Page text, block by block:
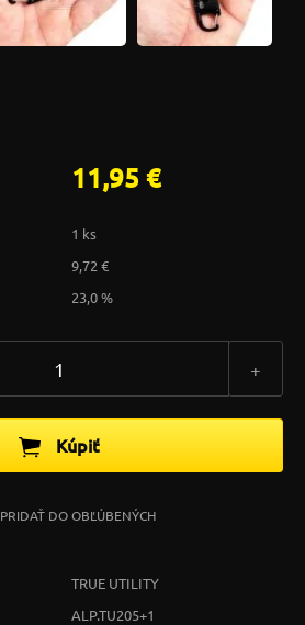
11,95 €
1 ks
9,72 €
23,0 %
+
Kúpiť
PRIDAŤ DO OBĽÚBENÝCH
TRUE UTILITY
ALP.TU205+1